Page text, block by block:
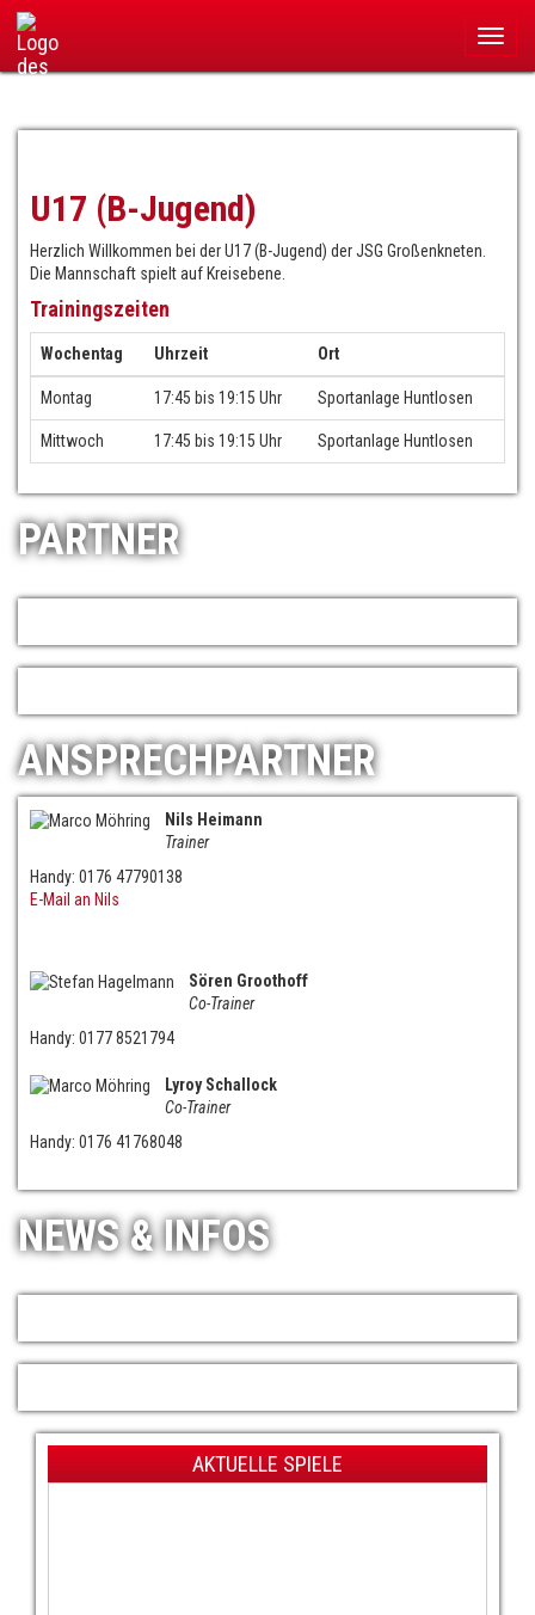
Navigation
überspringen
U17 (B-Jugend)
Herzlich Willkommen bei der U17 (B-Jugend) der JSG Großenkneten.
Die Mannschaft spielt auf Kreisebene.
Trainingszeiten
Wochentag Uhrzeit Ort
Montag 17:45 bis 19:15 Uhr Sportanlage Huntlosen
Mittwoch 17:45 bis 19:15 Uhr Sportanlage Huntlosen
PARTNER
ANSPRECHPARTNER
Nils Heimann
Trainer
Handy: 0176 47790138
E-Mail an Nils
Sören Groothoff
Co-Trainer
Handy: 0177 8521794
Lyroy Schallock
Co-Trainer
Handy: 0176 41768048
NEWS & INFOS
AKTUELLE SPIELE